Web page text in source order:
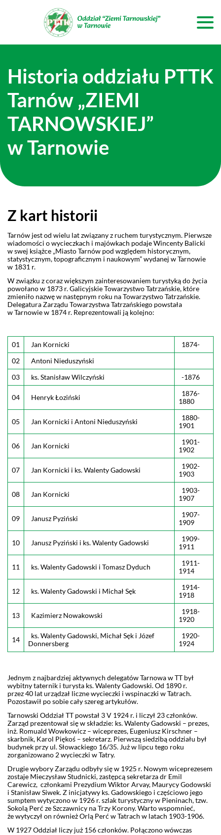
Historia oddziału PTTK
Tarnów „ZIEMI
TARNOWSKIEJ”
w Tarnowie
Z kart historii
Tarnów jest od wielu lat związany z ruchem turystycznym. Pierwsze
wiadomości o wycieczkach i majówkach podaje Wincenty Balicki
w swej książce „Miasto Tarnów pod względem historycznym,
statystycznym, topograficznym i naukowym” wydanej w Tarnowie
w 1831 r.
W związku z coraz większym zainteresowaniem turystyką do życia
powołano w 1873 r. Galicyjskie Towarzystwo Tatrzańskie, które
zmieniło nazwę w następnym roku na Towarzystwo Tatrzańskie.
Delegatura Zarządu Towarzystwa Tatrzańskiego powstała
w Tarnowie w 1874 r. Reprezentowali ją kolejno:
01 Jan Kornicki
1874-
02
Antoni Nieduszyński
03
ks. Stanisław Wilczyński -1876
04 Henryk Łoziński
1876-
1880
05 Jan Kornicki i Antoni Nieduszyński
1880-
1901
06 Jan Kornicki
1901-
1902
07 Jan Kornicki i ks. Walenty Gadowski
1902-
1903
08 Jan Kornicki
1903-
1907
09 Janusz Pyziński
1907-
1909
10 Janusz Pyziński i ks. Walenty Gadowski
1909-
1911
11 ks. Walenty Gadowski i Tomasz Dyduch
1911-
1914
12 ks. Walenty Gadowski i Michał Sęk
1914-
1918
13 Kazimierz Nowakowski
1918-
1920
14
ks. Walenty Gadowski, Michał Sęk i Józef
Donnersberg
1920-
1924
Jednym z najbardziej aktywnych delegatów Tarnowa w TT był
wybitny taternik i turysta ks. Walenty Gadowski. Od 1890 r.
przez 40 lat urządzał liczne wycieczki i wspinaczki w Tatrach.
Pozostawił po sobie cały szereg artykułów.
Tarnowski Oddział TT powstał 3 V 1924 r. i liczył 23 członków.
Zarząd prezentował się w składzie: ks. Walenty Gadowski – prezes,
inż. Romuald Wowkowicz – wiceprezes, Eugeniusz Kirschner –
skarbnik, Karol Piękoś – sekretarz. Pierwszą siedzibą oddziału był
budynek przy ul. Słowackiego 16/35. Już w lipcu tego roku
zorganizowano 2 wycieczki w Tatry.
Drugie wybory Zarządu odbyły się w 1925 r. Nowym wiceprezesem
zostaje Mieczysław Studnicki, zastępcą sekretarza dr Emil
Carewicz, członkami Prezydium Wiktor Arvay, Maurycy Godowski
i Stanisław Siwek. Z inicjatywy ks. Gadowskiego i częściowo jego
sumptem wytyczono w 1926 r. szlak turystyczny w Pieninach, tzw.
Sokolą Perć ze Szczawnicy na Trzy Korony. Warto wspomnieć,
że wytyczył on również Orlą Perć w Tatrach w latach 1903-1906.
W 1927 Oddział liczy już 156 członków. Połączono wówczas